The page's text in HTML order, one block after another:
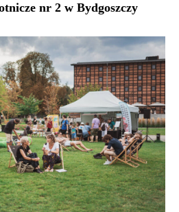
nr 2 w Bydgoszczy